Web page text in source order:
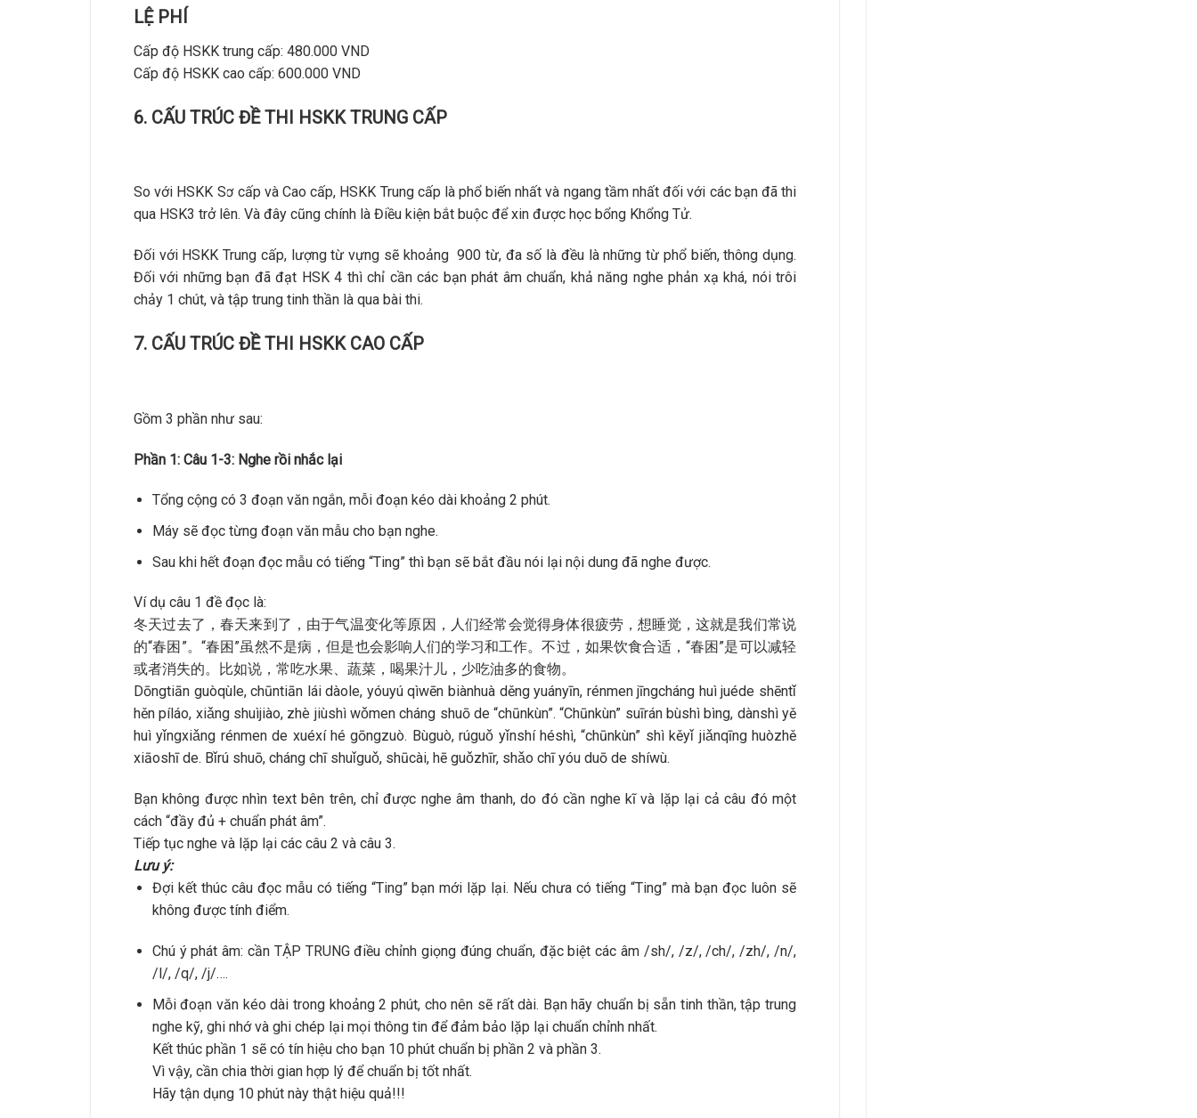
LỆ PHÍ
Cấp độ HSKK trung cấp: 480.000 VND
Cấp độ HSKK cao cấp: 600.000 VND
6. CẤU TRÚC ĐỀ THI HSKK TRUNG CẤP
So với HSKK Sơ cấp và Cao cấp, HSKK Trung cấp là phổ biến nhất và ngang tầm nhất đối với các bạn đã thi
qua HSK3 trở lên. Và đây cũng chính là Điều kiện bắt buộc để xin được học bổng Khổng Tử.
Đối với HSKK Trung cấp, lượng từ vựng sẽ khoảng 900 từ, đa số là đều là những từ phổ biến, thông dụng.
Đối với những bạn đã đạt HSK 4 thì chỉ cần các bạn phát âm chuẩn, khả năng nghe phản xạ khá, nói trôi
chảy 1 chút, và tập trung tinh thần là qua bài thi.
7. CẤU TRÚC ĐỀ THI HSKK CAO CẤP
Gồm 3 phần như sau:
Phần 1: Câu 1-3: Nghe rồi nhắc lại
Tổng cộng có 3 đoạn văn ngắn, mỗi đoạn kéo dài khoảng 2 phút.
Máy sẽ đọc từng đoạn văn mẫu cho bạn nghe.
Sau khi hết đoạn đọc mẫu có tiếng “Ting” thì bạn sẽ bắt đầu nói lại nội dung đã nghe được.
Ví dụ câu 1 đề đọc là:
冬天过去了，春天来到了，由于气温变化等原因，人们经常会觉得身体很疲劳，想睡觉，这就是我们常说
的“春困”。“春困”虽然不是病，但是也会影响人们的学习和工作。不过，如果饮食合适，“春困”是可以减轻
或者消失的。比如说，常吃水果、蔬菜，喝果汁儿，少吃油多的食物。
Dōngtiān guòqùle, chūntiān lái dàole, yóuyú qìwēn biànhuà děng yuányīn, rénmen jīngcháng huì juéde shēntǐ
hěn píláo, xiǎng shuìjiào, zhè jiùshì wǒmen cháng shuō de “chūnkùn”. “Chūnkùn” suīrán bùshì bìng, dànshì yě
huì yǐngxiǎng rénmen de xuéxí hé gōngzuò. Bùguò, rúguǒ yǐnshí héshì, “chūnkùn” shì kěyǐ jiǎnqīng huòzhě
xiāoshī de. Bǐrú shuō, cháng chī shuǐguǒ, shūcài, hē guǒzhīr, shǎo chī yóu duō de shíwù.
Bạn không được nhìn text bên trên, chỉ được nghe âm thanh, do đó cần nghe kĩ và lặp lại cả câu đó một
cách “đầy đủ + chuẩn phát âm”.
Tiếp tục nghe và lặp lại các câu 2 và câu 3.
Lưu ý:
Đợi kết thúc câu đọc mẫu có tiếng “Ting” bạn mới lặp lại. Nếu chưa có tiếng “Ting” mà bạn đọc luôn sẽ
không được tính điểm.
Chú ý phát âm: cần TẬP TRUNG điều chỉnh giọng đúng chuẩn, đặc biệt các âm /sh/, /z/, /ch/, /zh/, /n/,
/l/, /q/, /j/….
Mỗi đoạn văn kéo dài trong khoảng 2 phút, cho nên sẽ rất dài. Bạn hãy chuẩn bị sẵn tinh thần, tập trung
nghe kỹ, ghi nhớ và ghi chép lại mọi thông tin để đảm bảo lặp lại chuẩn chỉnh nhất.
Kết thúc phần 1 sẽ có tín hiệu cho bạn 10 phút chuẩn bị phần 2 và phần 3.
Vì vậy, cần chia thời gian hợp lý để chuẩn bị tốt nhất.
Hãy tận dụng 10 phút này thật hiệu quả!!!